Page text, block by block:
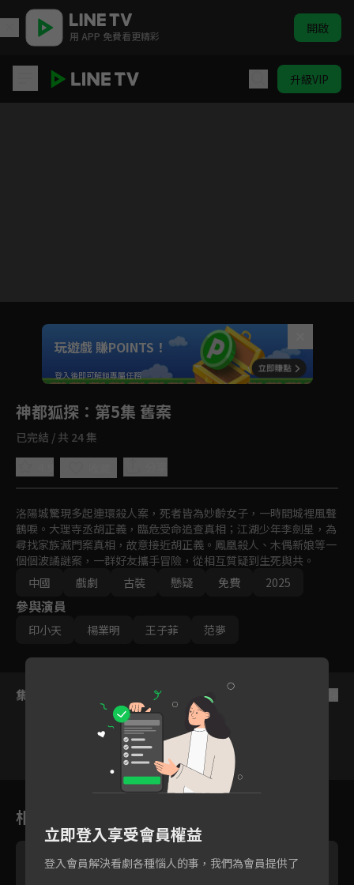
用 APP 免費看更精彩 開啟
升級VIP
Unmute
如有不便請見諒
玩遊戲 賺POINTS！
登入後即可解鎖專屬任務
神都狐探 ：第5集 舊案
已完結 / 共 24 集
洛陽城驚現多起連環殺人案，死者皆為妙齡女子，一時間城裡風聲
鶴唳。大理寺丞胡正義，臨危受命追查真相；江湖少年李劍星，為
尋找家族滅門案真相，故意接近胡正義。鳳凰殺人、木偶新娘等一
個個波譎謎案，一群好友攜手冒險，從相互質疑到生死與共。
中國
戲劇 古裝 懸疑 免費 2025
參與演員
印小天 楊業明 王子菲 范夢
集數列表
4 5 6
相關花絮
立即登入享受會員權益
登入會員解決看劇各種惱人的事，我們為會員提供了